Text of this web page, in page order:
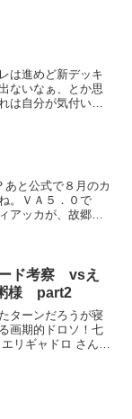
は進めど新デッキ
ないなぁ、とか思
は自分が気付いて
回戦 ...
あと公式で８月のカ
。ＶＡ５．０で
アッカが、故郷で
ド考察 vsえ
様 part2
ターンだろうが寝
画期的ドロソ！七
リギャドロ さんの